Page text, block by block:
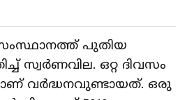
പുതിയ
സ്വർണവില. ഒറ്റ ദിവസം
വർദ്ധനവുണ്ടായത്. ഒരു